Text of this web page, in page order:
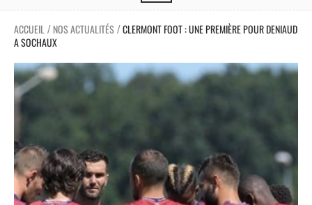
ACCUEIL / NOS ACTUALITÉS /CLERMONT FOOT : UNE PREMIÈRE POUR DENIAUD
A SOCHAUX